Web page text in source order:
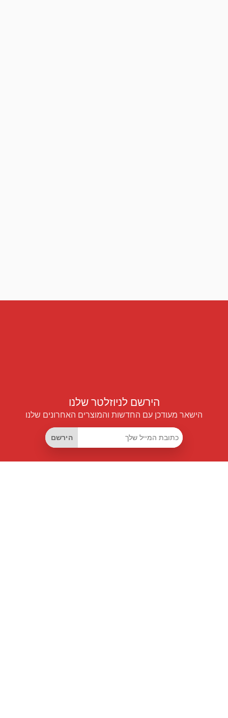
הירשם לניוזלטר שלנו
הישאר מעודכן עם החדשות והמוצרים האחרונים שלנו
הירשם